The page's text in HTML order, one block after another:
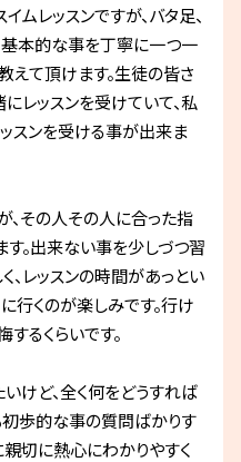
ムレッスンですが、バタ足、
基本的な事を丁寧に一つ一
えて頂けます。生徒の皆さ
レッスンを受けていて、私
スンを受ける事が出来ま
その人その人に合った指
。出来ない事を少しづつ習
、レッスンの時間があっとい
行くのが楽しみです。行け
するくらいです。
けど、全く何をどうすれば
初歩的な事の質問ばかりす
切に熱心にわかりやすく